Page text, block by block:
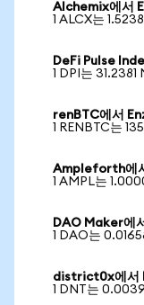
Alchemix에서
1 ALCX는
DeFi Pulse
1 DPI는 31.2381
renBTC에서
1 RENBTC는
Ampleforth에
1 AMPL는
DAO Maker에
1 DAO는
district0x에서
1 DNT는